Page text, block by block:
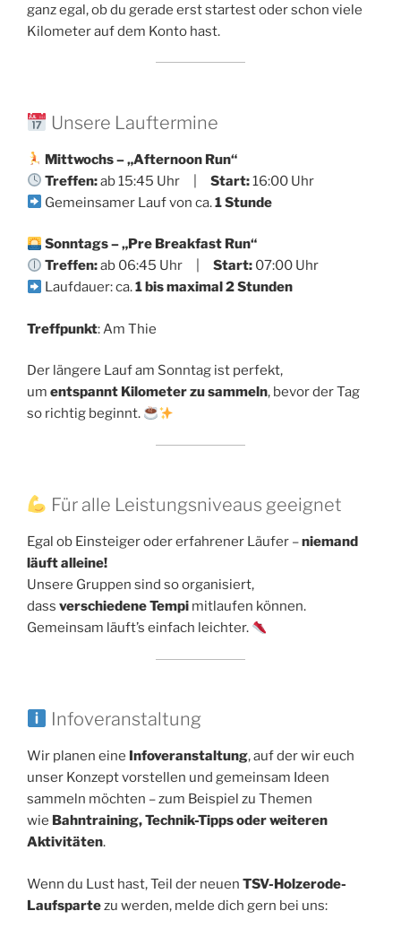
ganz egal, ob du gerade erst startest oder schon viele
Kilometer auf dem Konto hast.
Unsere Lauftermine
Mittwochs – „Afternoon Run“
Treffen:ab 15:45 Uhr |Start:16:00 Uhr
Gemeinsamer Lauf von ca.1 Stunde
Sonntags – „Pre Breakfast Run“
Treffen:ab 06:45 Uhr |Start: 07:00 Uhr
Laufdauer: ca.1 bis maximal 2 Stunden
Treffpunkt: Am Thie
Der längere Lauf am Sonntag ist perfekt,
um entspannt Kilometer zu sammeln, bevor der Tag
so richtig beginnt.
Für alle Leistungsniveaus geeignet
Egal ob Einsteiger oder erfahrener Läufer –niemand
läuft alleine!
Unsere Gruppen sind so organisiert,
dass verschiedene Tempi mitlaufen können.
Gemeinsam läuft’s einfach leichter.
Infoveranstaltung
Wir planen eine Infoveranstaltung, auf der wir euch
unser Konzept vorstellen und gemeinsam Ideen
sammeln möchten – zum Beispiel zu Themen
wie Bahntraining, Technik-Tipps oder weiteren
Aktivitäten.
Wenn du Lust hast, Teil der neuen TSV-Holzerode-
Laufspartezu werden, melde dich gern bei uns: